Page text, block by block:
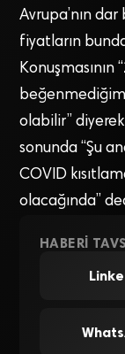
Avrupa’nın
fiyatların
olabilir” diyerek
sonunda “Şu
COVID
olacağında”
HABERI